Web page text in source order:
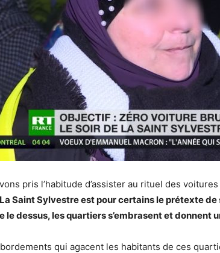
pris l’habitude d’assister au rituel des
La Saint Sylvestre est pour certains le prétexte
le dessus, les quartiers s’embrasent et donnent
qui agacent les habitants de ces